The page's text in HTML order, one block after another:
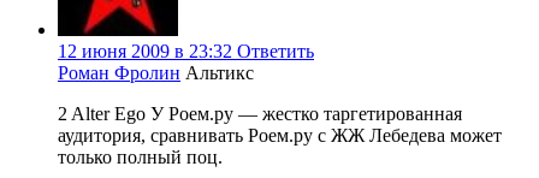
12 июня 2009 в 23:32 Ответить
Роман Фролин Альтикс
2 Alter Ego У Роем.ру — жестко таргетированная
аудитория, сравнивать Роем.ру с ЖЖ Лебедева может
только полный поц.